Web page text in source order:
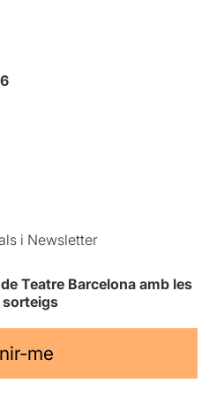
i Newsletter
Teatre Barcelona amb les
me